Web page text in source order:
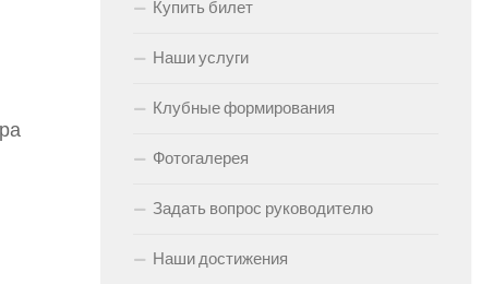
Купить билет
Наши услуги
Клубные формирования
Фотогалерея
Задать вопрос руководителю
Наши достижения